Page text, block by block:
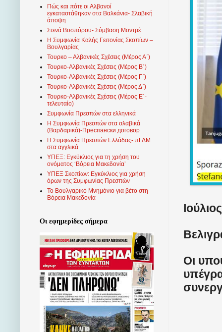
Οι
Πώς και πότε οι Αλβανοί
εγκαταστάθηκαν στα Βαλκάνια- Σλαβική
άποψη
Στενά Βοσπόρου- Σύμβαση Μοντρέ
Η Συμφωνία Καλής Γειτονίας Σκοπίων –
Βουλγαρίας
Τουρκο – Αλβανικές Σχέσεις (Mέρος Α΄)
Τουρκο-Αλβανικές Σχέσεις (Μέρος Β΄)
Τουρκο-Αλβανικές Σχέσεις (Μέρος Γ΄)
Τουρκο-Αλβανικές Σχέσεις (Μέρος Δ΄)
Τουρκο-Αλβανικές Σχέσεις (Μέρος Ε΄-
τελευταίο)
Συμφωνία Πρεσπών στα ελληνικά
Η Συμφωνία Πρεσπών στα σλαβικά
(Βαρδαρικά)-Преспански договор
Η Συμφωνία Πρεσπών Ελλάδας- πΓΔΜ
στα αγγλικά
ΥΠΕΞ: Εγκύκλιος για τη χρήση του
ονόματος ‘Βόρεια Μακεδονία’
ΥΠΕΞ Σκοπίων: Εγκύκλιος για χρήση
όρων της Συμφωνίας Πρεσπών
Το Βουλγαρικό Μνημόνιο για βέτο στη
Βόρεια Μακεδονία
Οι εφημερίδες σήμερα